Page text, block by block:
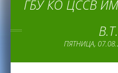
ГБУ КО ЦССВ
В.Т.
ПЯТНИЦА,